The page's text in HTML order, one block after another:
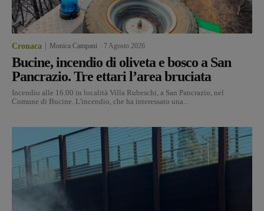
Cronaca Monica Campani 7 Agosto 2026
Bucine, incendio di oliveta e bosco a San
Pancrazio. Tre ettari l’area bruciata
Incendio alle 16.00 in località Villa Rubeschi, a San Pancrazio, nel
Comune di Bucine. L'incendio, che ha interessato una...